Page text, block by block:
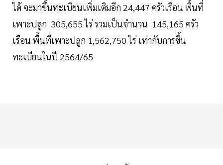
ได้ จะมาขึ้นทะเบียนเพิ่มเติมอีก 24,447 ครัวเรือน พื้นที่
เพาะปลูก 305,655 ไร่ รวมเป็นจำนวน 145,165 ครัว
เรือน พื้นที่เพาะปลูก 1,562,750 ไร่ เท่ากับการขึ้น
ทะเบียนในปี 2564/65